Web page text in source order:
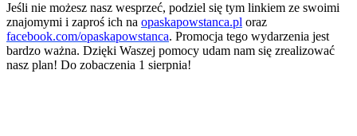
Jeśli nie możesz nasz wesprzeć, podziel się tym linkiem ze swoimi
znajomymi i zaproś ich na opaskapowstanca.pl oraz
facebook.com/opaskapowstanca. Promocja tego wydarzenia jest
bardzo ważna. Dzięki Waszej pomocy udam nam się zrealizować
nasz plan! Do zobaczenia 1 sierpnia!